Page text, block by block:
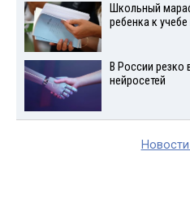
Школьный
ребенка к
В России резко
нейросетей